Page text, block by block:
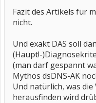
Fazit des Artikels für
nicht.
Und exakt DAS soll
(Haupt!-
(man darf gespannt
Mythos dsDNS-AK
Und natürlich, was
herausfinden wird